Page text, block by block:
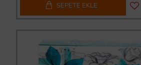
SEPETE EKLE